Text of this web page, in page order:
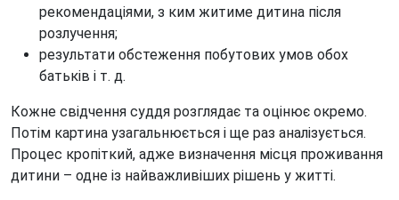
рекомендаціями, з ким житиме дитина після
розлучення;
результати обстеження побутових умов обох
батьків і т. д.
Кожне свідчення суддя розглядає та оцінює окремо.
Потім картина узагальнюється і ще раз аналізується.
Процес кропіткий, адже визначення місця проживання
дитини – одне із найважливіших рішень у житті.